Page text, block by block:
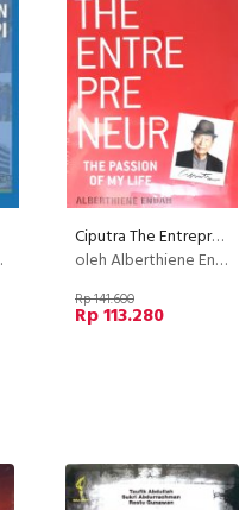
Ciputra The Entrepreneuer
oleh Alberthiene Endah
Rp 141.600
Rp 113.280